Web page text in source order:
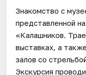
Знакомство с
представленной
«Калашников.
выставках, а
залов со
Экскурсия